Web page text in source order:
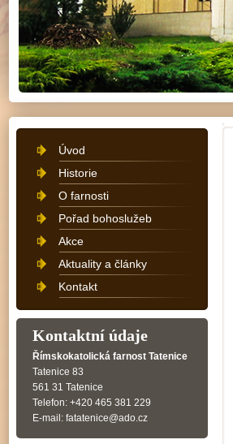
Úvod
Historie
O farnosti
Pořad bohoslužeb
Akce
Aktuality a články
Kontakt
Kontaktní údaje
Římskokatolická farnost Tatenice
Tatenice 83
561 31 Tatenice
Telefon: +420 465 381 229
E-mail: fatatenice@ado.cz